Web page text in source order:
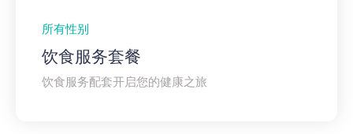
所有性别
饮食服务套餐
饮食服务配套开启您的健康之旅